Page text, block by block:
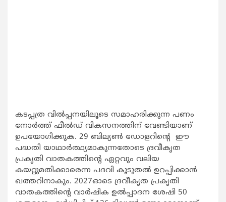
കടപ്പത്ര വില്‍പ്പനയിലൂടെ സമാഹരിക്കുന്ന പണം
നോര്‍ത്ത് ഫീല്‍ഡ് വികസനത്തിന് വേണ്ടിയാണ്
ഉപയോഗിക്കുക. 29 ബില്യണ്‍ ഡോളറിന്റെ ഈ
പദ്ധതി യാഥാര്‍ത്ഥ്യമാകുന്നതോടെ ദ്രവീകൃത
പ്രകൃതി വാതകത്തിന്റെ ഏറ്റവും വലിയ
കയറ്റുമതിക്കാരെന്ന പദവി കൂടുതല്‍ ഉറപ്പിക്കാന്‍
ഖത്തറിനാകും. 2027ഓടെ ദ്രവീകൃത പ്രകൃതി
വാതകത്തിന്റെ വാര്‍ഷിക ഉല്‍പ്പാദന ശേഷി 50